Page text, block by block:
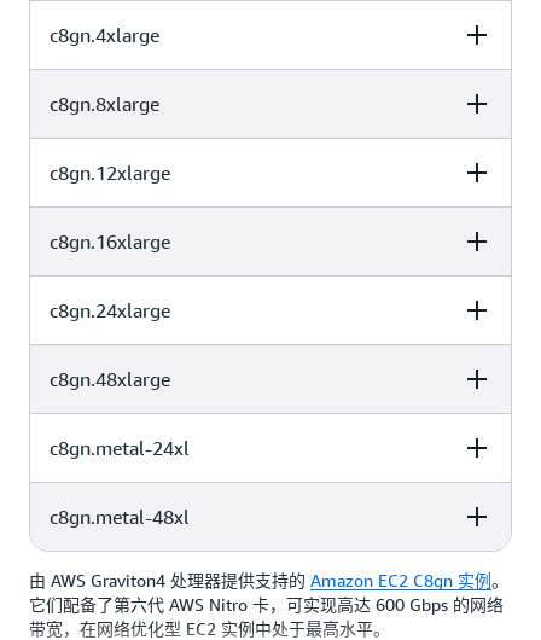
所有实例均具有如下规格：
定制的AWS Graviton4 处理器
增强型联网†
使用案例
学建模、分布式分析和基于 CPU 的机器学习推理等在内的工作负
4 8 仅限 EBS
vCPU 实例存储（GB）
8 16 仅限 EBS
c8gn.4xlarge
vCPU 实例存储（GB）
16 32 仅限 EBS
c8gn.8xlarge
vCPU 实例存储（GB）
32 64 仅限 EBS
c8gn.12xlarge
vCPU 实例存储（GB）
48 96 仅限 EBS
c8gn.16xlarge
vCPU 实例存储（GB）
64 128 仅限 EBS
c8gn.24xlarge
vCPU 实例存储（GB）
96 192 仅限 EBS
c8gn.48xlarge
vCPU 实例存储（GB）
192 384 仅限 EBS
c8gn.metal-24xl
vCPU 实例存储（GB）
96 192 仅限 EBS
c8gn.metal-48xl
vCPU 内存（GiB） 实例存储（GB）
由 AWS Graviton4 处理器提供支持的 Amazon EC2 C8gn 实例。
它们配备了第六代 AWS Nitro 卡，可实现高达 600 Gbps 的网络
带宽，在网络优化型 EC2 实例中处于最高水平。